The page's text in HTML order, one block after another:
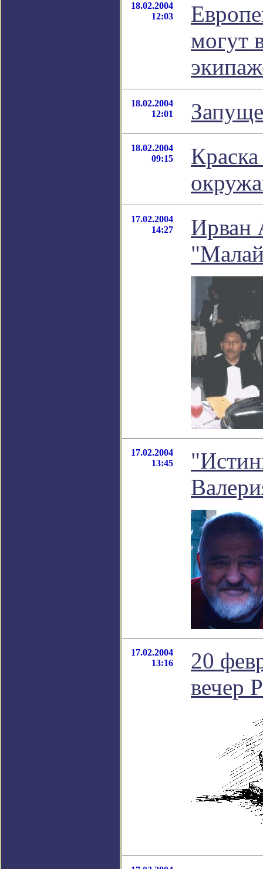
18.02.2004
12:03
могут
18.02.2004
12:01
18.02.2004
09:15
17.02.2004
14:27
Ирван
17.02.2004
13:45
17.02.2004
13:16
20
вечер